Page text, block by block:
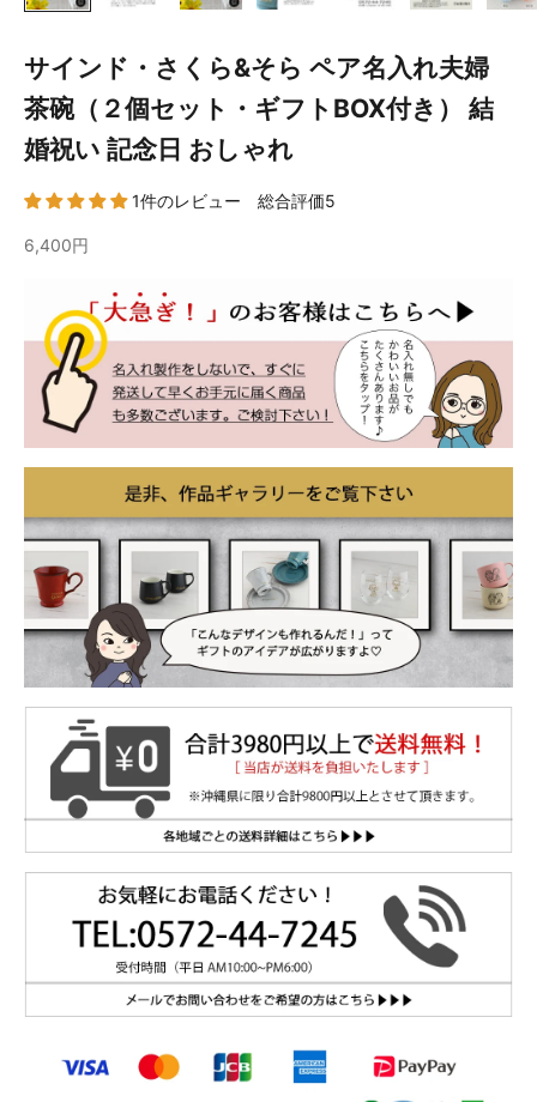
サインド・さくら&そら ペア名入れ夫婦
茶碗（２個セット・ギフトBOX付き） 結
婚祝い 記念日 おしゃれ
1件のレビュー 総合評価5
6,400円